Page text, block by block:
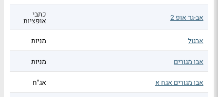
אב-גד אופ 2 כתבי
אופציות
אבגול
מניות
אבו מגורים מניות
אבו מגורים אגח א אג"ח